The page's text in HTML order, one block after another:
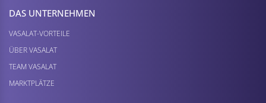
DAS UNTERNEHMEN
VASALAT-VORTEILE
ÜBER VASALAT
TEAM VASALAT
MARKTPLÄTZE